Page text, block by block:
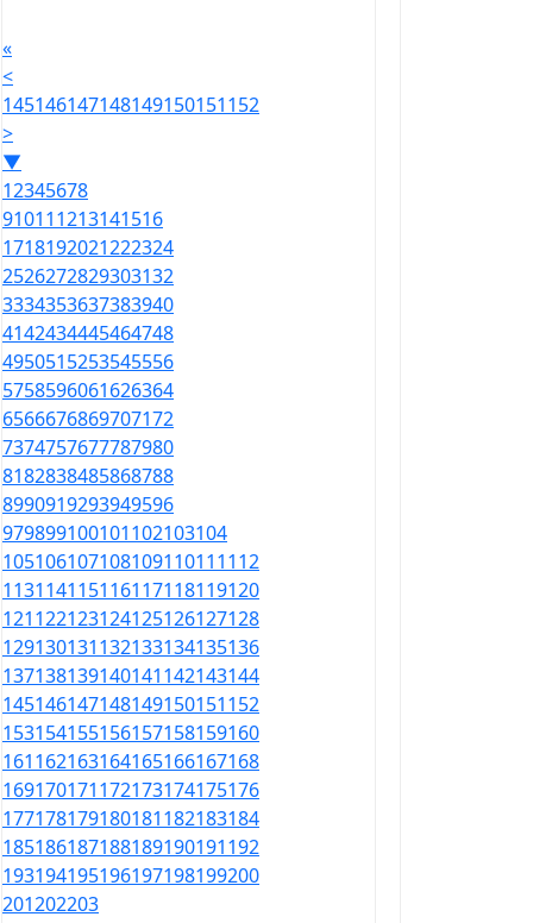
«
<
145146147148149150151152
>
▼
12345678
910111213141516
1718192021222324
2526272829303132
3334353637383940
4142434445464748
4950515253545556
5758596061626364
6566676869707172
7374757677787980
8182838485868788
8990919293949596
979899100101102103104
105106107108109110111112
113114115116117118119120
121122123124125126127128
129130131132133134135136
137138139140141142143144
145146147148149150151152
153154155156157158159160
161162163164165166167168
169170171172173174175176
177178179180181182183184
185186187188189190191192
193194195196197198199200
201202203